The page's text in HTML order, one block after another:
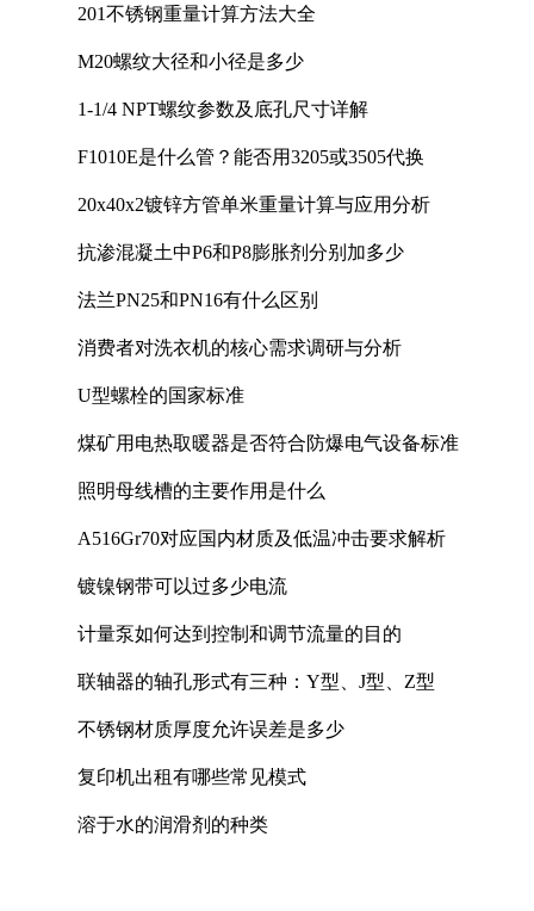
201不锈钢重量计算方法大全
M20螺纹大径和小径是多少
1-1/4 NPT螺纹参数及底孔尺寸详解
F1010E是什么管？能否用3205或3505代换
20x40x2镀锌方管单米重量计算与应用分析
抗渗混凝土中P6和P8膨胀剂分别加多少
法兰PN25和PN16有什么区别
消费者对洗衣机的核心需求调研与分析
U型螺栓的国家标准
煤矿用电热取暖器是否符合防爆电气设备标准
照明母线槽的主要作用是什么
A516Gr70对应国内材质及低温冲击要求解析
镀镍钢带可以过多少电流
计量泵如何达到控制和调节流量的目的
联轴器的轴孔形式有三种：Y型、J型、Z型
不锈钢材质厚度允许误差是多少
复印机出租有哪些常见模式
溶于水的润滑剂的种类